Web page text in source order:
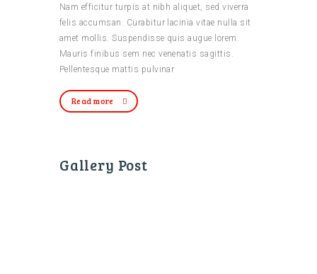
Nam efficitur turpis at nibh aliquet, sed viverra
felis accumsan. Curabitur lacinia vitae nulla sit
amet mollis. Suspendisse quis augue lorem.
Mauris finibus sem nec venenatis sagittis.
Pellentesque mattis pulvinar
Read more
Gallery Post